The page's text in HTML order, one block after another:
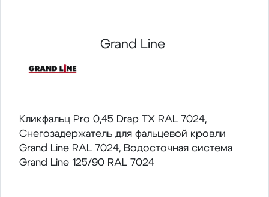
Grand Line
Кликфальц Pro 0,45 Drap TX RAL 7024,
Снегозадержатель для фальцевой кровли
Grand Line RAL 7024, Водосточная система
Grand Line 125/90 RAL 7024